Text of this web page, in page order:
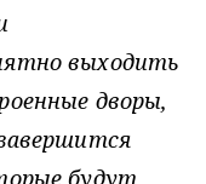
выходить
дворы,
будут